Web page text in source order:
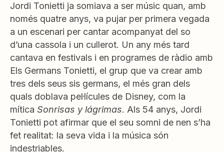
Jordi Tonietti ja somiava a ser músic quan, amb
només quatre anys, va pujar per primera vegada
a un escenari per cantar acompanyat del so
d’una cassola i un cullerot. Un any més tard
cantava en festivals i en programes de ràdio amb
Els Germans Tonietti, el grup que va crear amb
tres dels seus sis germans, el més gran dels
quals doblava pel·lícules de Disney, com la
mítica Sonrisas y lágrimas. Als 54 anys, Jordi
Tonietti pot afirmar que el seu somni de nen s’ha
fet realitat: la seva vida i la música són
indestriables.